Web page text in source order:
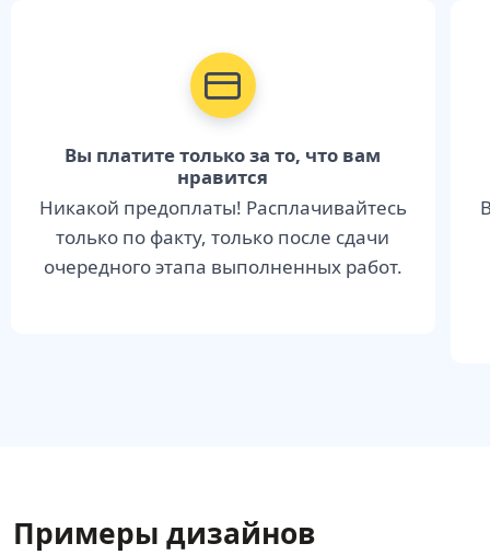
Вы платите только за то, что вам
нравится
Никакой предоплаты! Расплачивайтесь
только по факту, только после сдачи
очередного этапа выполненных работ.
Примеры дизайнов